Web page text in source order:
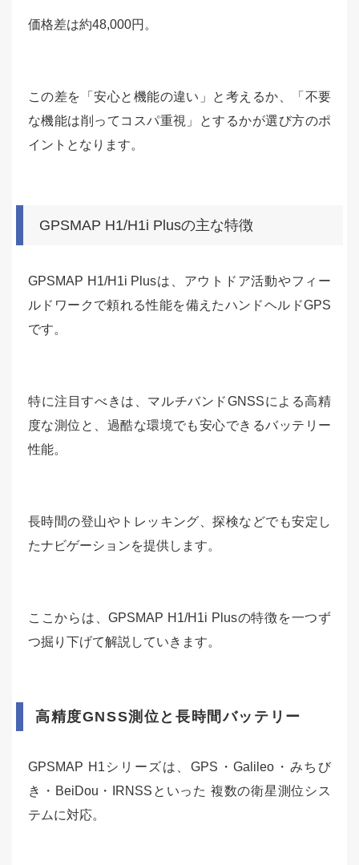
価格差は約48,000円。
この差を「安心と機能の違い」と考えるか、「不要
な機能は削ってコスパ重視」とするかが選び方のポ
イントとなります。
GPSMAP H1/H1i Plusの主な特徴
GPSMAP H1/H1i Plusは、アウトドア活動やフィー
ルドワークで頼れる性能を備えたハンドヘルドGPS
です。
特に注目すべきは、マルチバンドGNSSによる高精
度な測位と、過酷な環境でも安心できるバッテリー
性能。
長時間の登山やトレッキング、探検などでも安定し
たナビゲーションを提供します。
ここからは、GPSMAP H1/H1i Plusの特徴を一つず
つ掘り下げて解説していきます。
高精度GNSS測位と長時間バッテリー
GPSMAP H1シリーズは、GPS・Galileo・みちび
き・BeiDou・IRNSSといった 複数の衛星測位シス
テムに対応。